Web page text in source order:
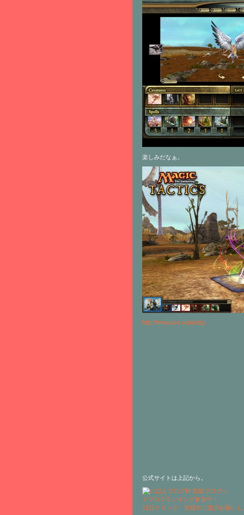
楽しみだなぁ。
http://www.soe.com/mtg/
公式サイトは上記から。
※ブログランキング参加中！
1日1クリック、皆様のご協力お願いし